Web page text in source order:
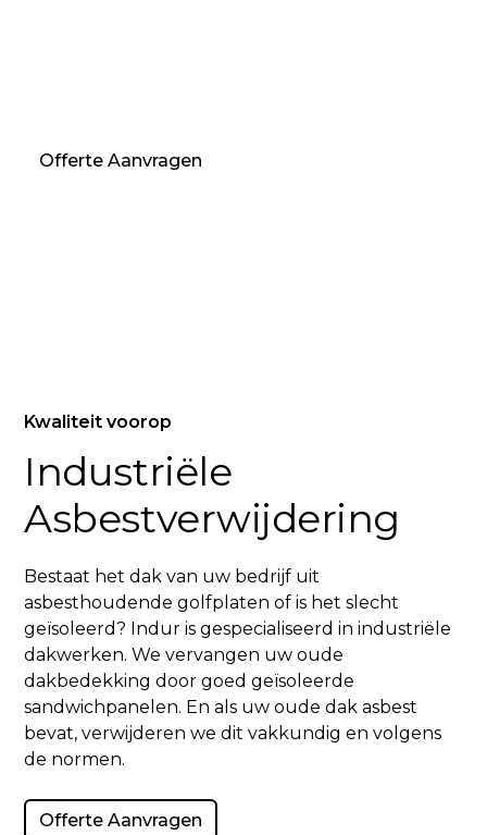
Offerte Aanvragen
Kwaliteit voorop
Industriële
Asbestverwijdering
Bestaat het dak van uw bedrijf uit
asbesthoudende golfplaten of is het slecht
geïsoleerd? Indur is gespecialiseerd in industriële
dakwerken. We vervangen uw oude
dakbedekking door goed geïsoleerde
sandwichpanelen. En als uw oude dak asbest
bevat, verwijderen we dit vakkundig en volgens
de normen.
Offerte Aanvragen